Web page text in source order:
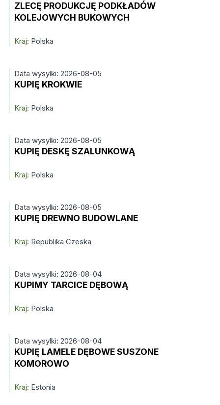
ZLECĘ PRODUKCJĘ PODKŁADÓW
KOLEJOWYCH BUKOWYCH
Kraj: Polska
Data wysylki: 2026-08-05
KUPIĘ KROKWIE
Kraj: Polska
Data wysylki: 2026-08-05
KUPIĘ DESKĘ SZALUNKOWĄ
Kraj: Polska
Data wysylki: 2026-08-05
KUPIĘ DREWNO BUDOWLANE
Kraj: Republika Czeska
Data wysylki: 2026-08-04
KUPIMY TARCICE DĘBOWĄ
Kraj: Polska
Data wysylki: 2026-08-04
KUPIĘ LAMELE DĘBOWE SUSZONE
KOMOROWO
Kraj: Estonia